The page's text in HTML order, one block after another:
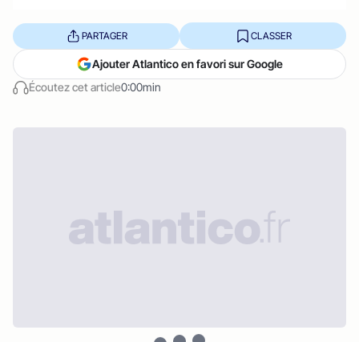
Écoutez cet article0:00min
PARTAGER CLASSER
Ajouter Atlantico en favori sur Google